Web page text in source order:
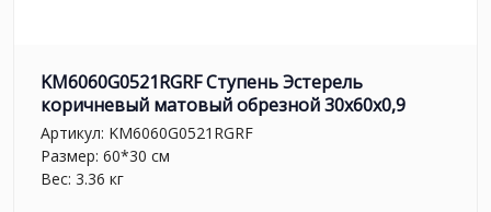
KM6060G0521RGRF Ступень Эстерель
коричневый матовый обрезной 30x60x0,9
Артикул: KM6060G0521RGRF
Размер: 60*30 см
Вес: 3.36 кг